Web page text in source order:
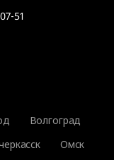
51
Волгоград
Омск